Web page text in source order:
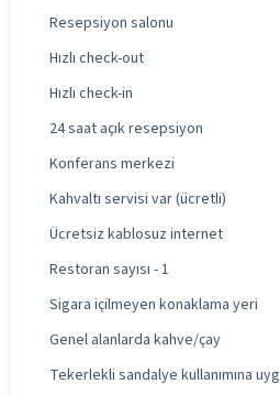
Resepsiyon salonu
Hızlı check-out
Hızlı check-in
24 saat açık resepsiyon
Konferans merkezi
Kahvaltı servisi var (ücretli)
Ücretsiz kablosuz internet
Restoran sayısı - 1
Sigara içilmeyen konaklama yeri
Genel alanlarda kahve/çay
Tekerlekli sandalye kullanımına